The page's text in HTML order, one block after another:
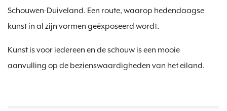
Schouwen-Duiveland. Een route, waarop hedendaagse
kunst in al zijn vormen geëxposeerd wordt.
Kunst is voor iedereen en de schouw is een mooie
aanvulling op de bezienswaardigheden van het eiland.